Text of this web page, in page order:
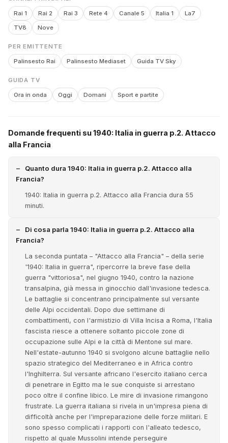
Rai 1 Rai 2 Rai 3 Rete 4 Canale 5 Italia 1
La7
TV8
Nove
PER EMITTENTE
Palinsesto Rai Palinsesto Mediaset Guida TV Sky
GUIDA TV
Ora in onda Oggi Domani Sport e partite
Domande frequenti su 1940: Italia in guerra p.2. Attacco
alla Francia
Quanto dura 1940: Italia in guerra p.2. Attacco alla
Francia?
1940: Italia in guerra p.2. Attacco alla Francia dura 55
minuti.
Di cosa parla 1940: Italia in guerra p.2. Attacco alla
Francia?
La seconda puntata – "Attacco alla Francia" – della serie
'1940: Italia in guerra", ripercorre la breve fase della
guerra "vittoriosa", nel giugno 1940, contro la nazione
transalpina, già messa in ginocchio dall'invasione tedesca.
Le battaglie si concentrano principalmente sul versante
delle Alpi occidentali. Dopo due settimane di
combattimenti, con l'armistizio di Villa Incisa a Roma, l'Italia
fascista riesce a ottenere soltanto piccole zone di
occupazione sulle Alpi e la città di Mentone sul mare.
Nell'estate-autunno 1940 si svolgono alcune battaglie nello
spazio strategico del Mediterraneo e in Africa contro
l'Inghilterra. Sul versante africano l'esercito italiano cerca
di penetrare in Egitto ma le sue conquiste si arrestano
poco oltre il confine libico. Le mire di invasione rimangono
frustrate. La guerra italiana si rivela in un'impresa piena di
difficoltà anche per l'impreparazione delle forze militari. E
sono spesso complicati i rapporti con l'alleato tedesco,
rispetto al quale Mussolini intende perseguire